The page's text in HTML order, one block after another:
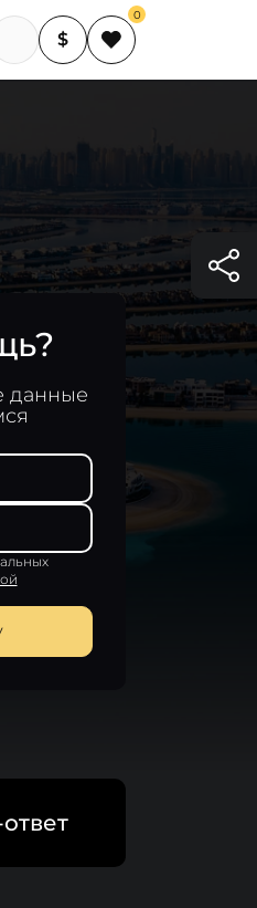
$
0
данные